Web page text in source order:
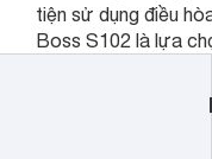
tiện sử dụng điều
Boss S102 là lựa
đặc biệt khi kết hợp